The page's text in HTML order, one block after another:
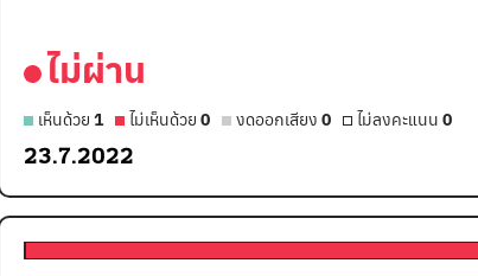
ไม่ผ่าน
เห็นด้วย 1 ไม่เห็นด้วย 0 งดออกเสียง 0 ไม่ลงคะแนน 0
23.7.2022